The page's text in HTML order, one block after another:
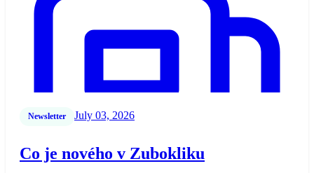
Newsletter July 03, 2026
Co je nového v Zubokliku